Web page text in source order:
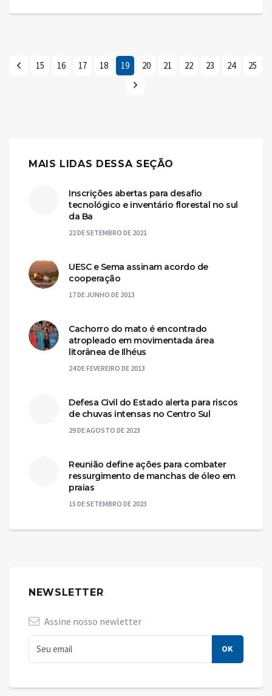
15 16 17 18 19 20 21 22 23 24 25
MAIS LIDAS DESSA SEÇÃO
Inscrições abertas para desafio
tecnológico e inventário florestal no sul
da Ba
22 DE SETEMBRO DE 2021
UESC e Sema assinam acordo de
cooperação
17 DE JUNHO DE 2013
Cachorro do mato é encontrado
atropleado em movimentada área
litorânea de Ilhéus
24 DE FEVEREIRO DE 2013
Defesa Civil do Estado alerta para riscos
de chuvas intensas no Centro Sul
29 DE AGOSTO DE 2023
Reunião define ações para combater
ressurgimento de manchas de óleo em
praias
15 DE SETEMBRO DE 2023
NEWSLETTER
Assine nosso newletter